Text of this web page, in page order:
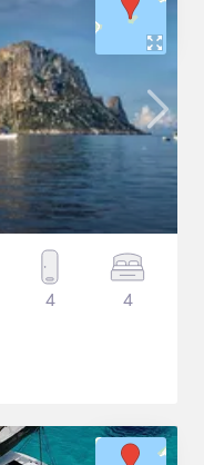
4 4